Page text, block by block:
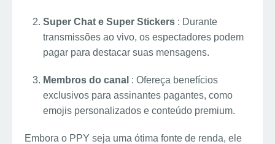
Super Chat e Super Stickers : Durante
transmissões ao vivo, os espectadores podem
pagar para destacar suas mensagens.
Membros do canal : Ofereça benefícios
exclusivos para assinantes pagantes, como
emojis personalizados e conteúdo premium.
Embora o PPY seja uma ótima fonte de renda, ele